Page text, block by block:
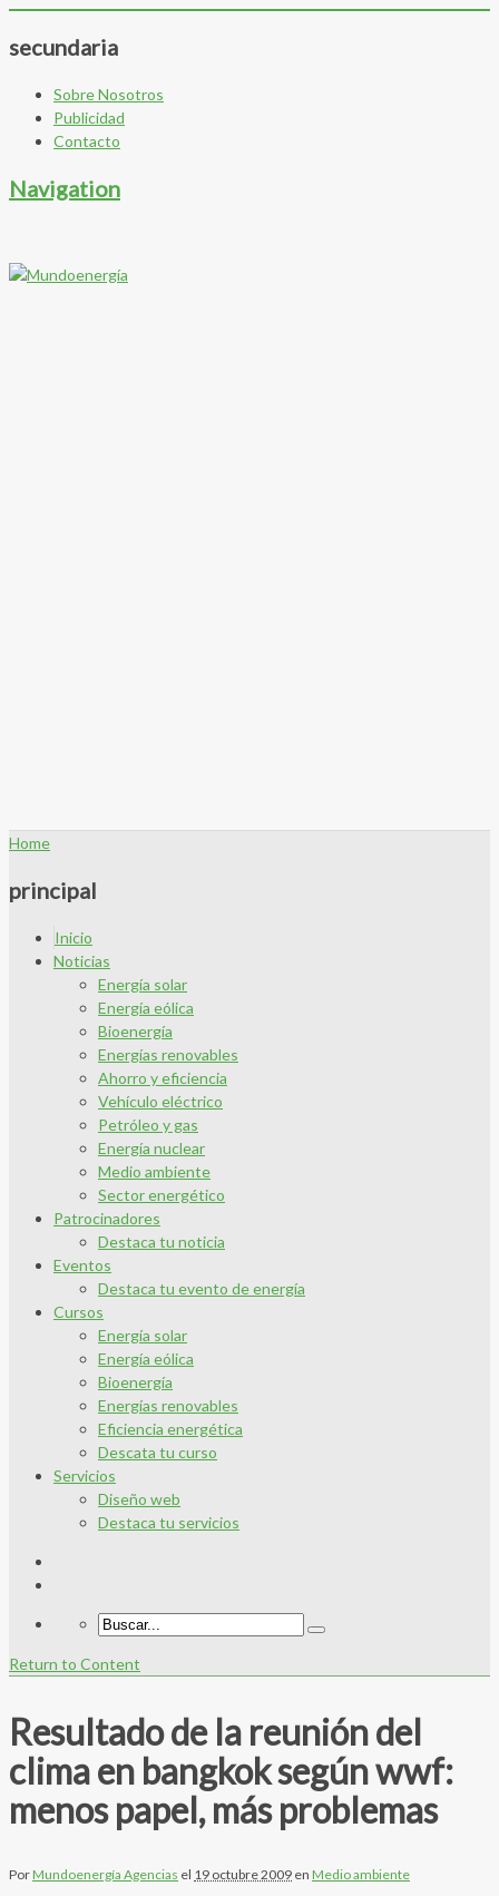
secundaria
Sobre Nosotros
Publicidad
Contacto
Navigation
Home
principal
Inicio
Noticias
Energía solar
Energía eólica
Bioenergía
Energías renovables
Ahorro y eficiencia
Vehículo eléctrico
Petróleo y gas
Energía nuclear
Medio ambiente
Sector energético
Patrocinadores
Destaca tu noticia
Eventos
Destaca tu evento de energía
Cursos
Energía solar
Energía eólica
Bioenergía
Energías renovables
Eficiencia energética
Descata tu curso
Servicios
Diseño web
Destaca tu servicios
Return to Content
Resultado de la reunión del
clima en bangkok según wwf:
menos papel, más problemas
PorMundoenergía Agencias el 19 octubre 2009 en Medio ambiente